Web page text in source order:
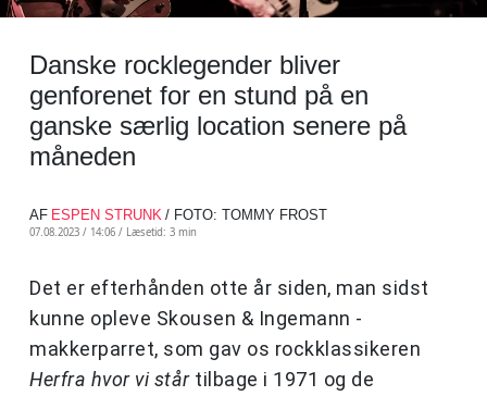
Danske rocklegender bliver
genforenet for en stund på en
ganske særlig location senere på
måneden
AF ESPEN STRUNK / FOTO: TOMMY FROST
07.08.2023 / 14:06 / Læsetid: 3 min
Det er efterhånden otte år siden, man sidst
kunne opleve Skousen & Ingemann -
makkerparret, som gav os rockklassikeren
Herfra hvor vi stårtilbage i 1971 og de